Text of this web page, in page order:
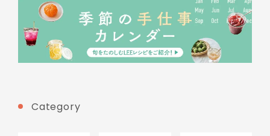
Category